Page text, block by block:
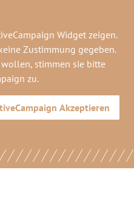
Widgetzeigen.
Zustimmung gegeben.
stimmen sie bitte
zu.
Akzeptieren